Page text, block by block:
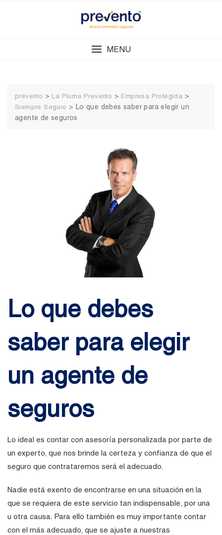
MENU
prevento > La Pluma Prevento > Empresa Protegida >
Siempre Seguro > Lo que debes saber para elegir un
agente de seguros
Lo que debes
saber para elegir
un agente de
seguros
Lo ideal es contar con asesoría personalizada por parte de
un experto, que nos brinde la certeza y confianza de que el
seguro que contrataremos será el adecuado.
Nadie está exento de encontrarse en una situación en la
que se requiera de este servicio tan indispensable, por una
u otra causa. Para ello también es muy importante contar
con el más adecuado, que se ajuste a nuestras